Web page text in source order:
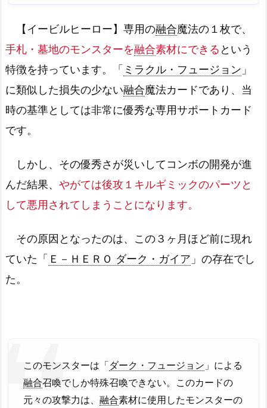
【イービルヒーロー】専用の融合魔法の１枚で、
手札・墓地のモンスターを融合素材にできる という
特徴を持っています。「 ミラクル・フュージョン 」
に類似した損失の少ない融合魔法カードであり、当
時の基準としては非常に優秀な専用サポートカード
です。
しかし、その優秀さが災いしてコンボの開発が進
んだ結果、 やがては後攻１キルギミックのパーツと
して悪用されてしまうことになります。
その原因となったのは、この３ヶ月ほど前に現れ
ていた「 Ｅ－ＨＥＲＯ ダーク・ガイア 」の存在でし
た。
このモンスターは「 ダーク・フュージョン 」による
融合召喚でしか特殊召喚できない。このカードの
元々の攻撃力は、 融合素材に使用したモンスターの